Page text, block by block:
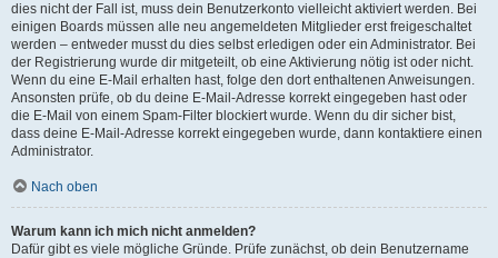
dies nicht der Fall ist, muss dein Benutzerkonto vielleicht aktiviert werden. Bei
einigen Boards müssen alle neu angemeldeten Mitglieder erst freigeschaltet
werden – entweder musst du dies selbst erledigen oder ein Administrator. Bei
der Registrierung wurde dir mitgeteilt, ob eine Aktivierung nötig ist oder nicht.
Wenn du eine E-Mail erhalten hast, folge den dort enthaltenen Anweisungen.
Ansonsten prüfe, ob du deine E-Mail-Adresse korrekt eingegeben hast oder
die E-Mail von einem Spam-Filter blockiert wurde. Wenn du dir sicher bist,
dass deine E-Mail-Adresse korrekt eingegeben wurde, dann kontaktiere einen
Administrator.
Nach oben
Warum kann ich mich nicht anmelden?
Dafür gibt es viele mögliche Gründe. Prüfe zunächst, ob dein Benutzername